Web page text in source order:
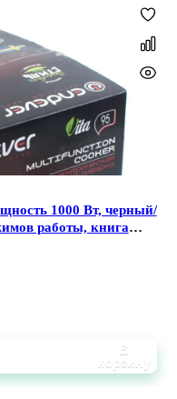
1000 Вт, черный/
работы, книга
В
корзину